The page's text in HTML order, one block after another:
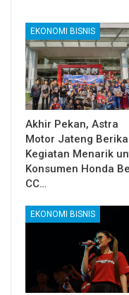
EKONOMI BISNIS
Akhir Pekan, Astra
Motor Jateng
Kegiatan Menarik
Konsumen Honda
CC…
EKONOMI BISNIS